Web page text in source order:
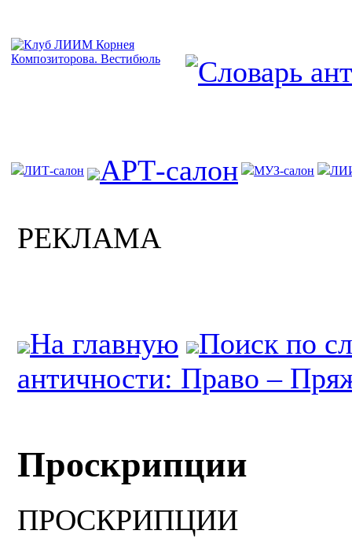
ЛИТ-салон АРТ-салон МУЗ-салон
РЕКЛАМА
На главную
Поиск по
античности: Право –
Проскрипции
ПРОСКРИПЦИИ